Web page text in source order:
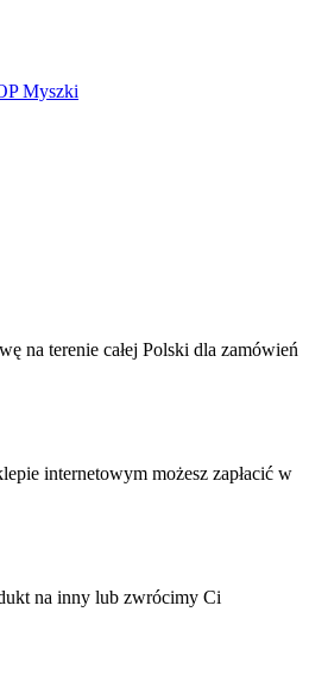
Myszki
na terenie całej Polski dla zamówień
internetowym możesz zapłacić w
na inny lub zwrócimy Ci